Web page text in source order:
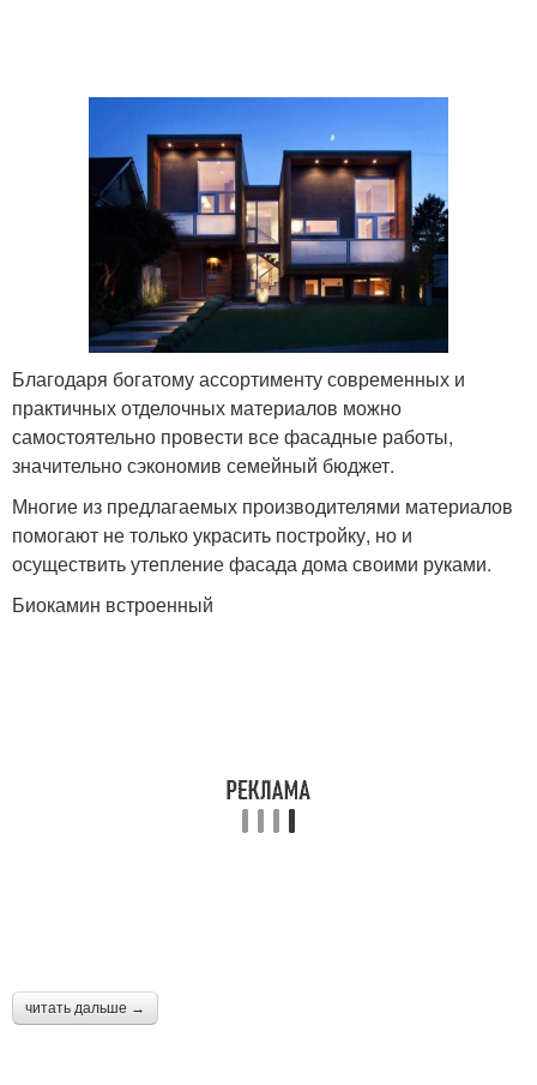
Благодаря богатому ассортименту современных и
практичных отделочных материалов можно
самостоятельно провести все фасадные работы,
значительно сэкономив семейный бюджет.
Многие из предлагаемых производителями материалов
помогают не только украсить постройку, но и
осуществить утепление фасада дома своими руками.
Биокамин встроенный
читать дальше →